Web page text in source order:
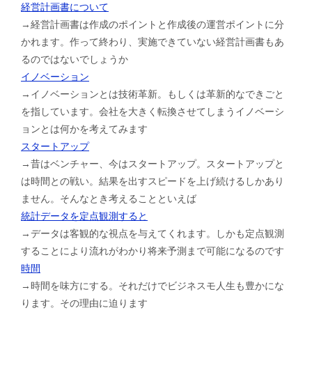
経営計画書について
→経営計画書は作成のポイントと作成後の運営ポイントに分
かれます。作って終わり、実施できていない経営計画書もあ
るのではないでしょうか
イノベーション
→イノベーションとは技術革新。もしくは革新的なできごと
を指しています。会社を大きく転換させてしまうイノベーシ
ョンとは何かを考えてみます
スタートアップ
→昔はベンチャー、今はスタートアップ。スタートアップと
は時間との戦い。結果を出すスピードを上げ続けるしかあり
ません。そんなとき考えることといえば
統計データを定点観測すると
→データは客観的な視点を与えてくれます。しかも定点観測
することにより流れがわかり将来予測まで可能になるのです
時間
→時間を味方にする。それだけでビジネスモ人生も豊かにな
ります。その理由に迫ります